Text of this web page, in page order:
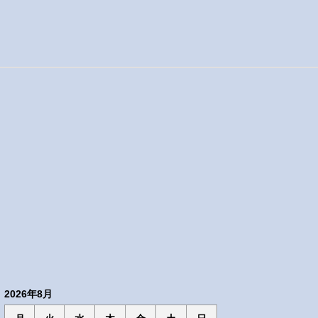
2026年8月